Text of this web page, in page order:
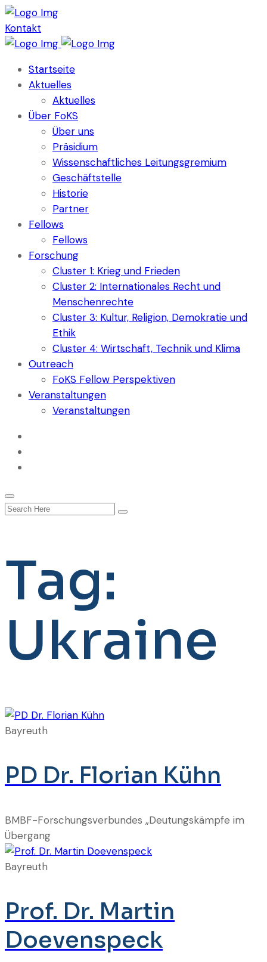
Kontakt
Startseite
Aktuelles
Aktuelles
Über FoKS
Über uns
Präsidium
Wissenschaftliches Leitungsgremium
Geschäftstelle
Historie
Partner
Fellows
Fellows
Forschung
Cluster 1: Krieg und Frieden
Cluster 2: Internationales Recht und
Menschenrechte
Cluster 3: Kultur, Religion, Demokratie und
Ethik
Cluster 4: Wirtschaft, Technik und Klima
Outreach
FoKS Fellow Perspektiven
Veranstaltungen
Veranstaltungen
Tag:
Ukraine
Bayreuth
PD Dr. Florian Kühn
BMBF-Forschungsverbundes „Deutungskämpfe im
Übergang
Bayreuth
Prof. Dr. Martin
Doevenspeck